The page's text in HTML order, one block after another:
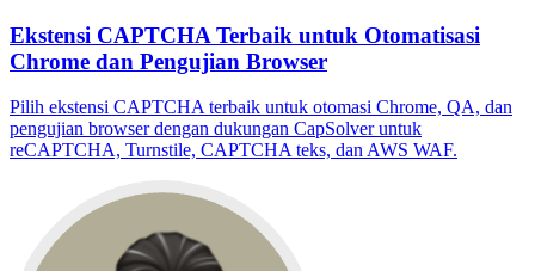
Ekstensi CAPTCHA Terbaik untuk Otomatisasi
Chrome dan Pengujian Browser
Pilih ekstensi CAPTCHA terbaik untuk otomasi Chrome, QA, dan
pengujian browser dengan dukungan CapSolver untuk
reCAPTCHA, Turnstile, CAPTCHA teks, dan AWS WAF.